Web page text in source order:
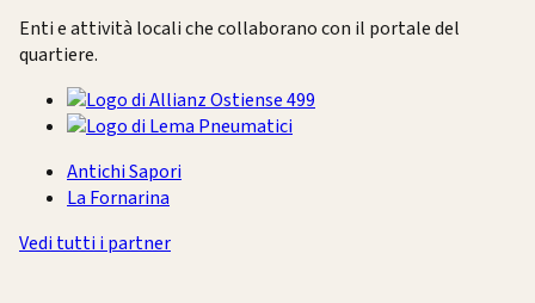
Enti e attività locali che collaborano con il portale del
quartiere.
Antichi Sapori
La Fornarina
Vedi tutti i partner